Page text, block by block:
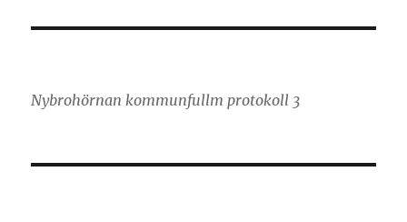
Nybrohörnan kommunfullm protokoll 3